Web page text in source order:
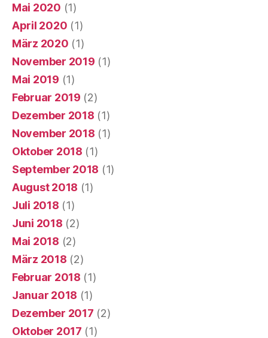
Mai 2020 (1)
April 2020 (1)
März 2020 (1)
November 2019 (1)
Mai 2019 (1)
Februar 2019 (2)
Dezember 2018 (1)
November 2018 (1)
Oktober 2018 (1)
September 2018 (1)
August 2018 (1)
Juli 2018 (1)
Juni 2018 (2)
Mai 2018 (2)
März 2018 (2)
Februar 2018 (1)
Januar 2018 (1)
Dezember 2017 (2)
Oktober 2017 (1)